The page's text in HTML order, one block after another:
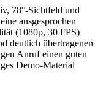
78°-Sichtfeld und
ausgesprochen
(1080p, 30 FPS)
deutlich übertragenen
Anruf einen guten
Demo-Material